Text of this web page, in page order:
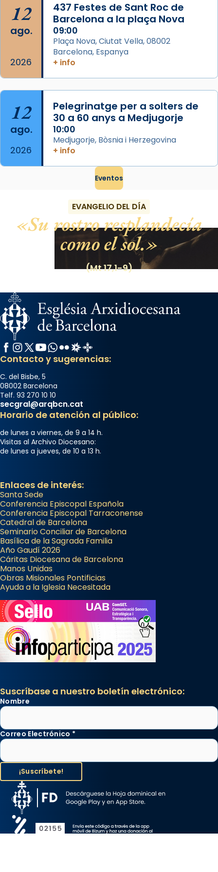
Foto
View on Facebook · Share
12
ago.
2026
437 Festes de Sant Roc de
Barcelona a la plaça Nova
09:00
Plaça Nova, Ciutat Vella, 08002
Barcelona, Espanya
+ info
12
ago.
2026
Pelegrinatge per a solters de
30 a 60 anys a Medjugorje
10:00
Medjugorje, Bòsnia i Herzegovina
+ info
Eventos
EVANGELIO DEL DÍA
Su rostro resplandecía
como el sol.
(Mt 17,1-9)
Facebook
Instagram
X / Twitter
YouTube
WhatsApp
FlickrRadio Estel
Catalunya Cristiana
Contacto y sugerencias:
C. del Bisbe, 5
08002 Barcelona
Telf. 93 270 10 10
secgral@arqbcn.cat
Horario de atención al público:
de lunes a viernes, de 9 a 14 h.
Visitas al Archivo Diocesano:
de lunes a jueves, de 10 a 13 h.
Enlaces de interés:
Santa Sede
Conferencia Episcopal Española
Conferencia Episcopal Tarraconense
Catedral de Barcelona
Seminario Conciliar de Barcelona
Basílica de la Sagrada Familia
Año Gaudí 2026
Cáritas Diocesana de Barcelona
Manos Unidas
Obras Misionales Pontificias
Ayuda a la Iglesia Necesitada
Suscríbase a nuestro boletín electrónico:
Nombre
Correo Electrónico *